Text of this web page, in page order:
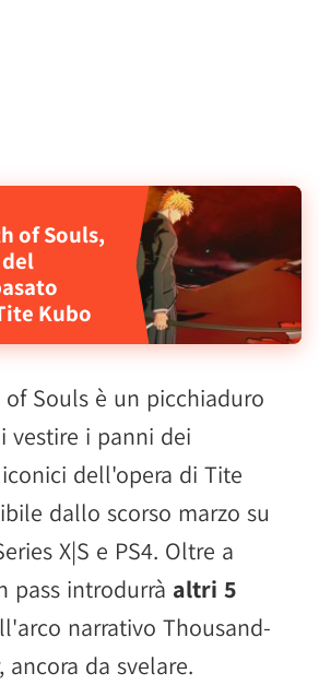
of Souls,
Kubo
of Souls è un picchiaduro
vestire i panni dei
dell'opera di Tite
dallo scorso marzo su
X|S e PS4. Oltre a
pass introdurrà altri 5
narrativo Thousand-
ancora da svelare.